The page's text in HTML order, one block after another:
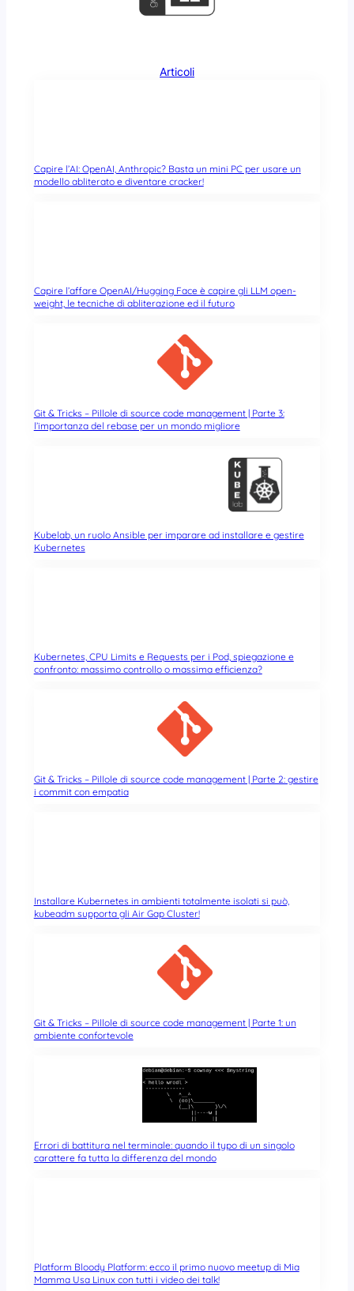
Articoli
Capire l’AI: OpenAI, Anthropic? Basta un mini PC per usare un
modello abliterato e diventare cracker!
Capire l’affare OpenAI/Hugging Face è capire gli LLM open-
weight, le tecniche di abliterazione ed il futuro
Git & Tricks – Pillole di source code management | Parte 3:
l’importanza del rebase per un mondo migliore
Kubelab, un ruolo Ansible per imparare ad installare e gestire
Kubernetes
Kubernetes, CPU Limits e Requests per i Pod, spiegazione e
confronto: massimo controllo o massima efficienza?
Git & Tricks – Pillole di source code management | Parte 2: gestire
i commit con empatia
Installare Kubernetes in ambienti totalmente isolati si può,
kubeadm supporta gli Air Gap Cluster!
Git & Tricks – Pillole di source code management | Parte 1: un
ambiente confortevole
Errori di battitura nel terminale: quando il typo di un singolo
carattere fa tutta la differenza del mondo
Platform Bloody Platform: ecco il primo nuovo meetup di Mia
Mamma Usa Linux con tutti i video dei talk!